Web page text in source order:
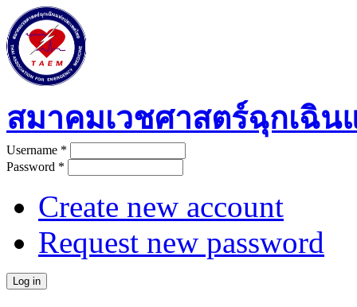
Skip to main content
สมาคมเวชศาสตร์ฉุกเฉิน
User login
Username *
Password *
Create new account
Request new password